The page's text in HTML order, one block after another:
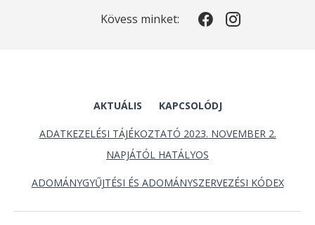
Kövess minket:
AKTUÁLIS KAPCSOLÓDJ
ADATKEZELÉSI TÁJÉKOZTATÓ 2023. NOVEMBER 2.
NAPJÁTÓL HATÁLYOS
ADOMÁNYGYŰJTÉSI ÉS ADOMÁNYSZERVEZÉSI KÓDEX